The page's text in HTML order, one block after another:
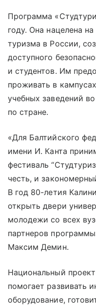
Программа
году. Она нацелена
туризма в России,
доступного
и студентов. Им
проживать в
учебных заведений
по стране.
«Для Балтийского
имени И. Канта
фестиваль
честь, и
В год 80-летия
открыть двери
молодежи со всех
партнеров
Максим Демин.
Национальный
помогает развивать
оборудование,